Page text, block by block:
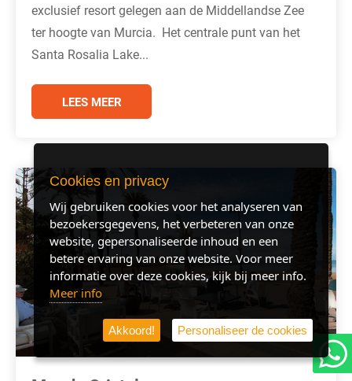
exclusief resort gelegen aan de Middellandse Zee
ter hoogte van Murcia. Het centrale punt van het
Santa Rosalia Lake...
LEES MEER
Cookies en privacy
Wij gebruiken cookies voor het analyseren van
bezoekersgegevens, het verbeteren van onze
website, gepersonaliseerde inhoud en een
betere ervaring van onze website. Voor meer
informatie over deze cookies, kijk bij meer info.
Meer info
Akkoord! Personaliseer de cookies